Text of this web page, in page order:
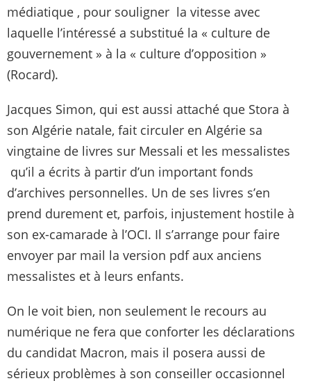
médiatique , pour souligner la vitesse avec
laquelle l’intéressé a substitué la « culture de
gouvernement » à la « culture d’opposition »
(Rocard).
Jacques Simon, qui est aussi attaché que Stora à
son Algérie natale, fait circuler en Algérie sa
vingtaine de livres sur Messali et les messalistes
qu’il a écrits à partir d’un important fonds
d’archives personnelles. Un de ses livres s’en
prend durement et, parfois, injustement hostile à
son ex-camarade à l’OCI. Il s’arrange pour faire
envoyer par mail la version pdf aux anciens
messalistes et à leurs enfants.
On le voit bien, non seulement le recours au
numérique ne fera que conforter les déclarations
du candidat Macron, mais il posera aussi de
sérieux problèmes à son conseiller occasionnel